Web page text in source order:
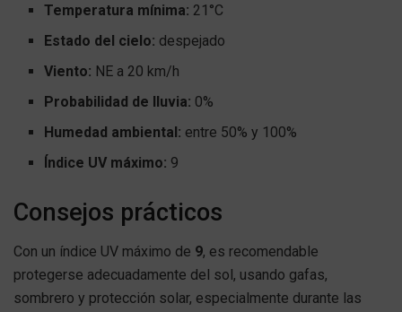
Temperatura mínima: 21°C
Estado del cielo: despejado
Viento: NE a 20 km/h
Probabilidad de lluvia: 0%
Humedad ambiental: entre 50% y 100%
Índice UV máximo: 9
Consejos prácticos
Con un índice UV máximo de 9, es recomendable
protegerse adecuadamente del sol, usando gafas,
sombrero y protección solar, especialmente durante las